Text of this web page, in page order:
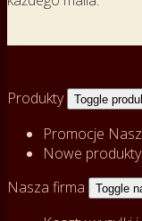
Produkty Toggle
Promocje
Nowe produkty
Nasza firma
Toggle